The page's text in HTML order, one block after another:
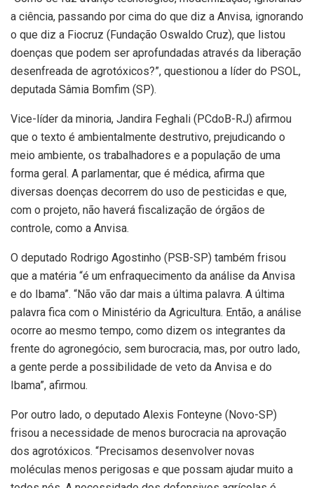
a ciência, passando por cima do que diz a Anvisa, ignorando
o que diz a Fiocruz (Fundação Oswaldo Cruz), que listou
doenças que podem ser aprofundadas através da liberação
desenfreada de agrotóxicos?”, questionou a líder do PSOL,
deputada Sâmia Bomfim (SP).
Vice-líder da minoria, Jandira Feghali (PCdoB-RJ) afirmou
que o texto é ambientalmente destrutivo, prejudicando o
meio ambiente, os trabalhadores e a população de uma
forma geral. A parlamentar, que é médica, afirma que
diversas doenças decorrem do uso de pesticidas e que,
com o projeto, não haverá fiscalização de órgãos de
controle, como a Anvisa.
O deputado Rodrigo Agostinho (PSB-SP) também frisou
que a matéria “é um enfraquecimento da análise da Anvisa
e do Ibama”. “Não vão dar mais a última palavra. A última
palavra fica com o Ministério da Agricultura. Então, a análise
ocorre ao mesmo tempo, como dizem os integrantes da
frente do agronegócio, sem burocracia, mas, por outro lado,
a gente perde a possibilidade de veto da Anvisa e do
Ibama”, afirmou.
Por outro lado, o deputado Alexis Fonteyne (Novo-SP)
frisou a necessidade de menos burocracia na aprovação
dos agrotóxicos. “Precisamos desenvolver novas
moléculas menos perigosas e que possam ajudar muito a